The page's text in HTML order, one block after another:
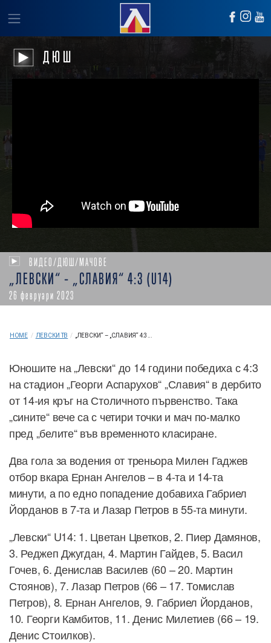
ДЮШ
ВИДЕО/ДЮШ/МАЧОВЕ
„ЛЕВСКИ“ – „СЛАВИЯ“ 4:3 (U14)
26 февруари 2023
HOME / ЛЕВСКИ ТВ / „ЛЕВСКИ“ – „СЛАВИЯ“ 4:3...
Юношите на „Левски“ до 14 години победиха с 4:3
на стадион „Георги Аспарухов“ „Славия“ в дербито
от 14-ия кръг на Столичното първенство. Така
„сините“ вече са с четири точки и мач по-малко
пред „белите“ във временното класиране.
Два гола за водения от треньора Милен Гаджев
отбор вкара Ернан Ангелов – в 4-та и 14-та
минути, а по едно попадение добавиха Габриел
Йорданов в 7-та и Лазар Петров в 55-та минути.
„Левски“ U14: 1. Цветан Цветков, 2. Пиер Дамянов,
3. Реджеп Джугдан, 4. Мартин Гайдев, 5. Васил
Гочев, 6. Денислав Василев (60 – 20. Мартин
Стоянов), 7. Лазар Петров (66 – 17. Томислав
Петров), 8. Ернан Ангелов, 9. Габриел Йорданов,
10. Георги Камбитов, 11. Денис Милетиев (66 – 19.
Денис Стоилков).